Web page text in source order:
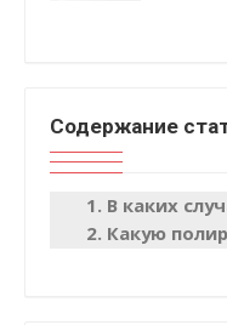
Содержание
В каких
Какую